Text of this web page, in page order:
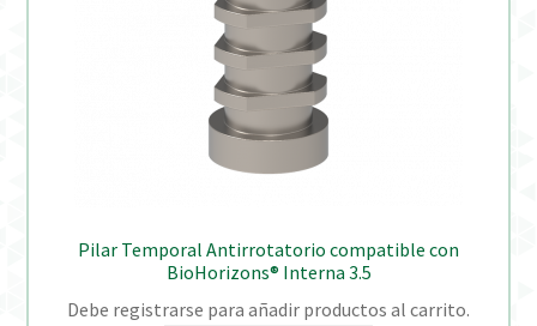
Pilar Temporal Antirrotatorio compatible con
BioHorizons® Interna 3.5
Debe registrarse para añadir productos al carrito.